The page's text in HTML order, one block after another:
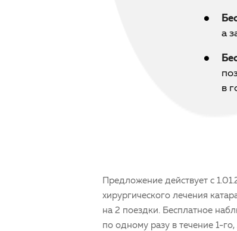
а
в
Предложение действует с
хирургического лечения
на 2 поездки. Бесплатное
по одному разу в течение 1-